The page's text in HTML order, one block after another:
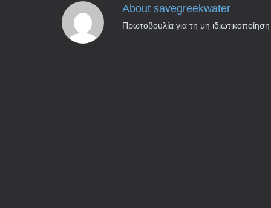
About savegreekwater
Πρωτοβουλία για τη μη